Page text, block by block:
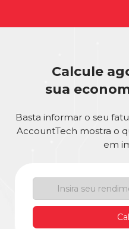
Calcule
sua
Basta informar o seu
AccountTech mostra o
em